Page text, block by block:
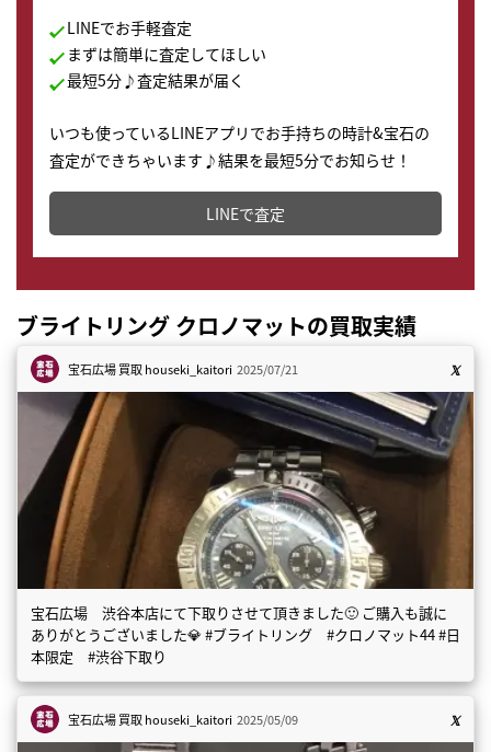
LINEでお手軽査定
まずは簡単に査定してほしい
最短5分♪査定結果が届く
いつも使っているLINEアプリでお手持ちの時計&宝石の
査定ができちゃいます♪結果を最短5分でお知らせ！
どこからでもすぐに査定金額を知ることが出来ます。
LINEで査定
ブライトリング クロノマットの買取実績
宝石広場 買取houseki_kaitori 2025/07/21
宝石広場 渋谷本店にて下取りさせて頂きました🙂 ご購入も誠に
ありがとうございました💎 #ブライトリング #クロノマット44 #日
本限定 #渋谷下取り
宝石広場 買取houseki_kaitori 2025/05/09